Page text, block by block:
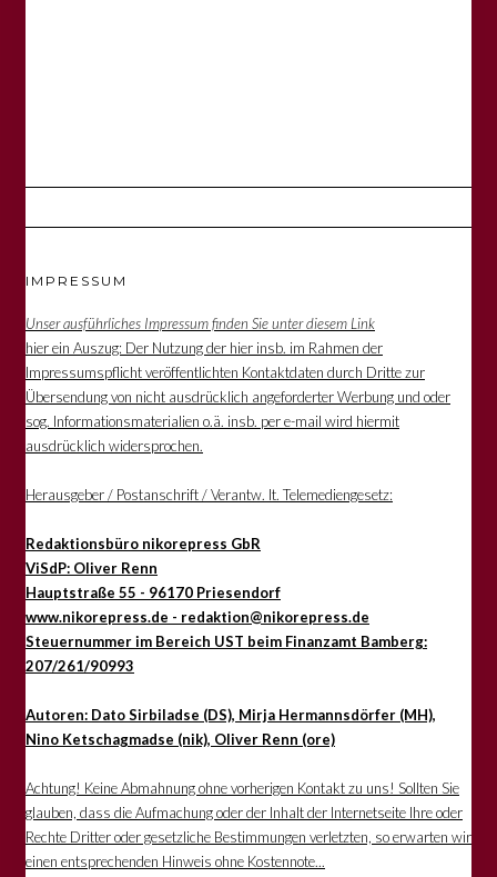
IMPRESSUM
Unser ausführliches Impressum finden Sie unter diesem Link
hier ein Auszug: Der Nutzung der hier insb. im Rahmen der
Impressumspflicht veröffentlichten Kontaktdaten durch Dritte zur
Übersendung von nicht ausdrücklich angeforderter Werbung und oder
sog. Informationsmaterialien o.ä. insb. per e-mail wird hiermit
ausdrücklich widersprochen.
Herausgeber / Postanschrift / Verantw. lt. Telemediengesetz:
Redaktionsbüro nikorepress GbR
ViSdP: Oliver Renn
Hauptstraße 55 - 96170 Priesendorf
www.nikorepress.de - redaktion@nikorepress.de
Steuernummer im Bereich UST beim Finanzamt Bamberg:
207/261/90993
Autoren: Dato Sirbiladse (DS), Mirja Hermannsdörfer (MH),
Nino Ketschagmadse (nik), Oliver Renn (ore)
Achtung! Keine Abmahnung ohne vorherigen Kontakt zu uns! Sollten Sie
glauben, dass die Aufmachung oder der Inhalt der Internetseite Ihre oder
Rechte Dritter oder gesetzliche Bestimmungen verletzten, so erwarten wir
einen entsprechenden Hinweis ohne Kostennote...